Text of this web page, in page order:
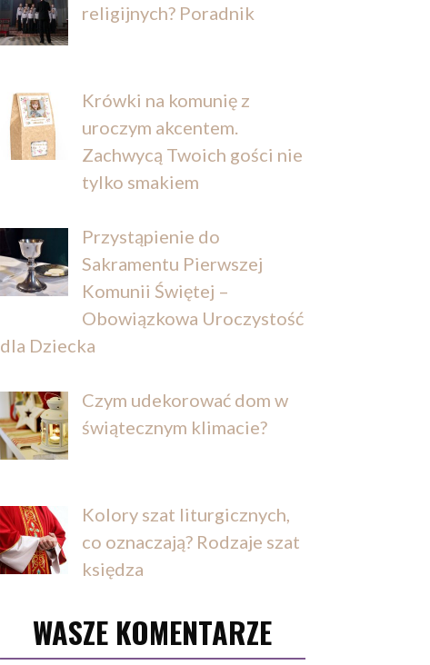
religijnych? Poradnik
Krówki na komunię z
uroczym akcentem.
Zachwycą Twoich gości nie
tylko smakiem
Przystąpienie do
Sakramentu Pierwszej
Komunii Świętej –
Obowiązkowa Uroczystość
dla Dziecka
Czym udekorować dom w
świątecznym klimacie?
Kolory szat liturgicznych,
co oznaczają? Rodzaje szat
księdza
WASZE KOMENTARZE